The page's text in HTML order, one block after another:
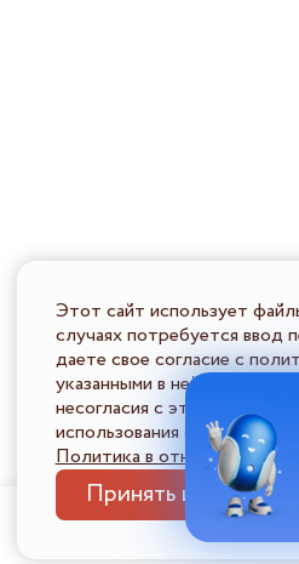
Услуги
Этот сайт использует
случаях потребуется ввод
даете свое согласие с
указанными в ней
несогласия с этими
использования сайта.
Политика в отношении
Принять и закрыть